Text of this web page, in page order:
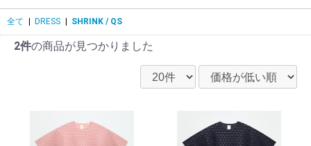
全て | DRESS | SHRINK / QS
2件の商品が見つかりました